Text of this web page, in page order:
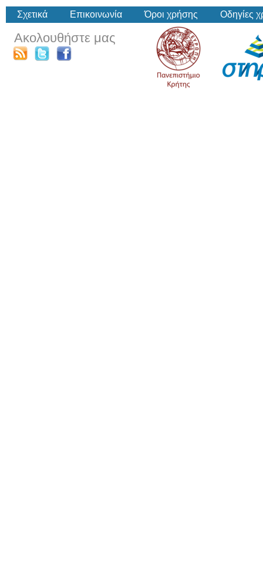
Σχετικά Επικοινωνία Όροι χρήσης Οδηγίες
Ακολουθήστε μας